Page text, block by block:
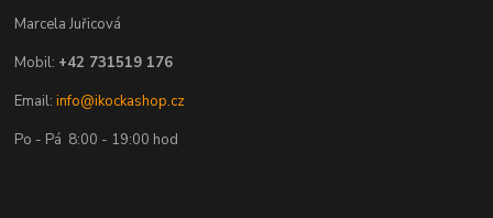
Marcela Juřicová
Mobil: +42 731519 176
Email:info@ikockashop.cz
Po - Pá 8:00 - 19:00 hod